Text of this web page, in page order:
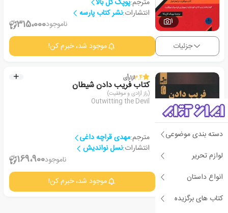
دسته بندی موضوعی
لوازم تحریر
انواع داستان
کتاب های برگزیده
1
انتشارات:نشر کتاب پارسه
ناموجود315،000
جزئیات موجود شد، خبرم کن!
3.4از1رأی
کتاب فریب دادن شیطان
(راز آزادی و موفقیت)
Outwitting the Devil
مترجم:مهدی قراچه داغی
انتشارات:نسل نواندیش
ناموجود169،900
جزئیات موجود شد، خبرم کن!